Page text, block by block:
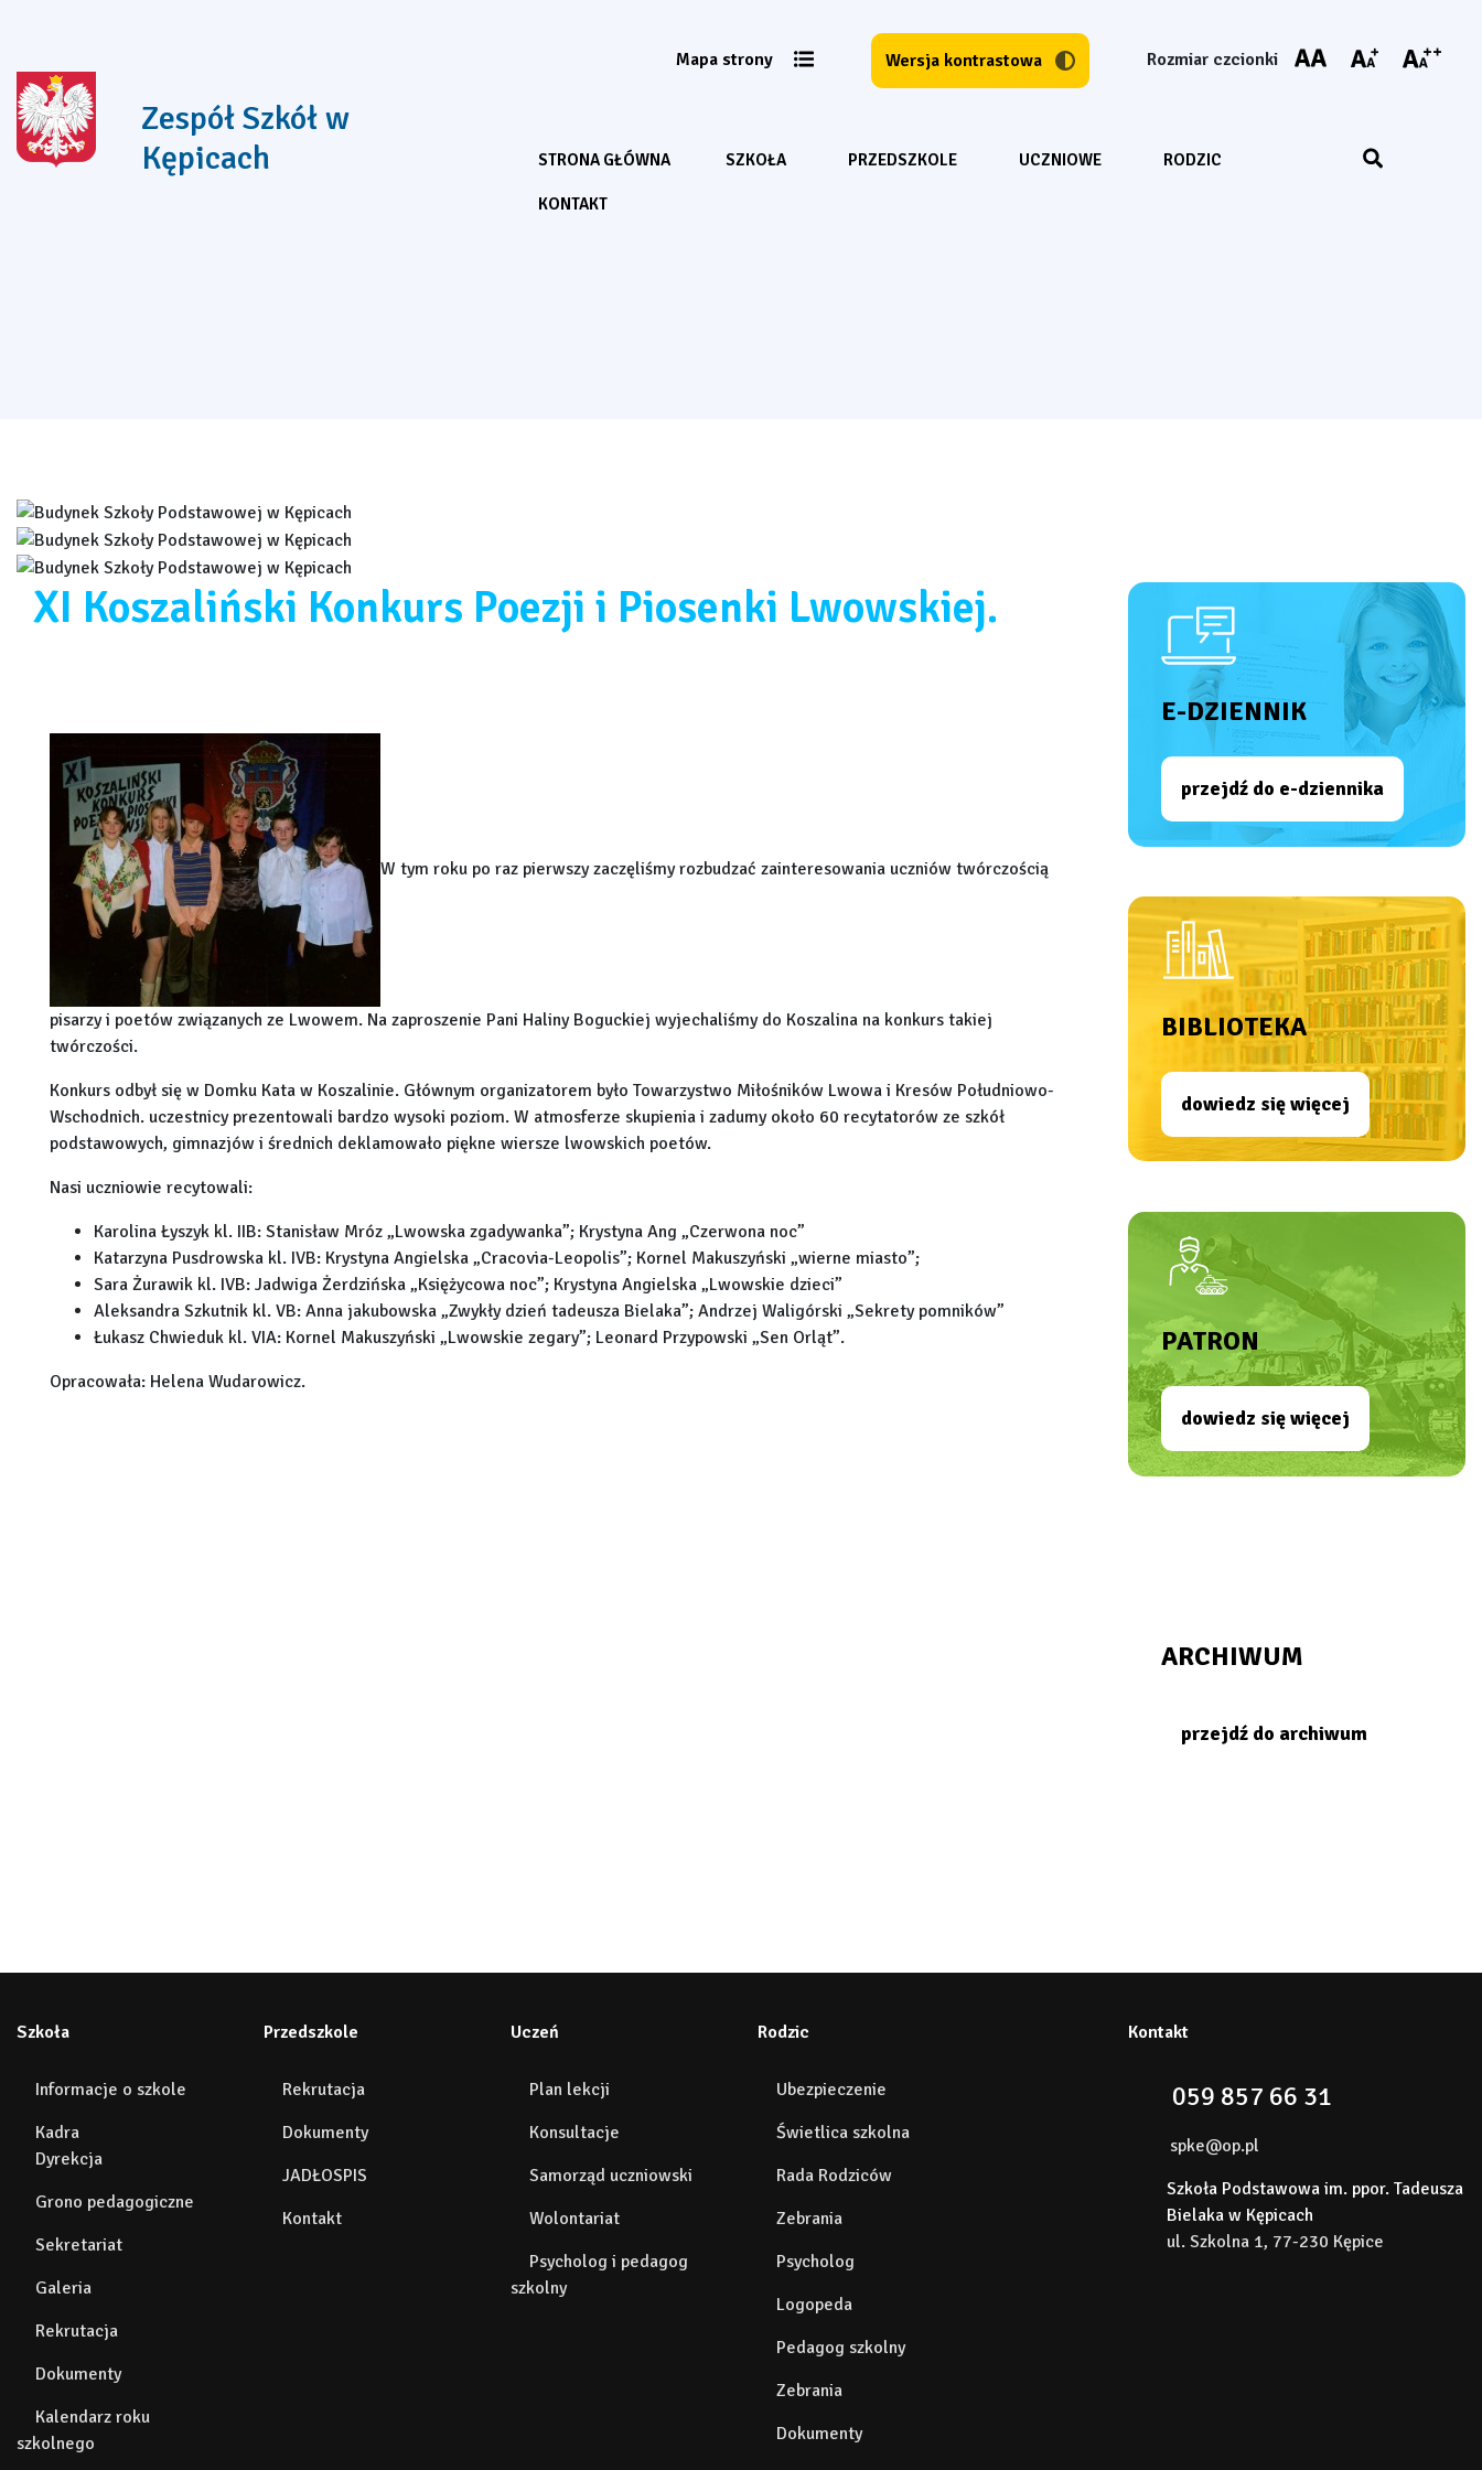
Zespół Szkół w
Kępicach
Mapa strony Wersja kontrastowa Rozmiar czcionki Resetuj czcionkę
Powiększ
STRONA GŁÓWNA SZKOŁA PRZEDSZKOLE UCZNIOWE RODZIC
KONTAKT
Wyszukiwarka
XI Koszaliński Konkurs Poezji i Piosenki Lwowskiej.
W tym roku po raz pierwszy zaczęliśmy rozbudzać zainteresowania uczniów twórczością
pisarzy i poetów związanych ze Lwowem. Na zaproszenie Pani Haliny Boguckiej wyjechaliśmy do Koszalina na konkurs takiej
twórczości.
Konkurs odbył się w Domku Kata w Koszalinie. Głównym organizatorem było Towarzystwo Miłośników Lwowa i Kresów Południowo-
Wschodnich. uczestnicy prezentowali bardzo wysoki poziom. W atmosferze skupienia i zadumy około 60 recytatorów ze szkół
podstawowych, gimnazjów i średnich deklamowało piękne wiersze lwowskich poetów.
Nasi uczniowie recytowali:
Karolina Łyszyk kl. IIB: Stanisław Mróz „Lwowska zgadywanka”; Krystyna Ang „Czerwona noc”
Katarzyna Pusdrowska kl. IVB: Krystyna Angielska „Cracovia-Leopolis”; Kornel Makuszyński „wierne miasto”;
Sara Żurawik kl. IVB: Jadwiga Żerdzińska „Księżycowa noc”; Krystyna Angielska „Lwowskie dzieci”
Aleksandra Szkutnik kl. VB: Anna jakubowska „Zwykły dzień tadeusza Bielaka”; Andrzej Waligórski „Sekrety pomników”
Łukasz Chwieduk kl. VIA: Kornel Makuszyński „Lwowskie zegary”; Leonard Przypowski „Sen Orląt”.
Opracowała: Helena Wudarowicz.
E-DZIENNIK
przejdź do e-dziennika
BIBLIOTEKA
dowiedz się więcej
PATRON
dowiedz się więcej
ARCHIWUM
przejdź do archiwum
Szkoła
Informacje o szkole
Kadra
Dyrekcja
Grono pedagogiczne
Sekretariat
Galeria
Rekrutacja
Dokumenty
Kalendarz roku
szkolnego
Przedszkole
Rekrutacja
Dokumenty
JADŁOSPIS
Kontakt
Uczeń
Plan lekcji
Konsultacje
Samorząd uczniowski
Wolontariat
Psycholog i pedagog
szkolny
Rodzic
Ubezpieczenie
Świetlica szkolna
Rada Rodziców
Zebrania
Psycholog
Logopeda
Pedagog szkolny
Zebrania
Dokumenty
Kontakt
059 857 66 31
spke@op.pl
Szkoła Podstawowa im. ppor. Tadeusza
Bielaka w Kępicach
ul. Szkolna 1, 77-230 Kępice